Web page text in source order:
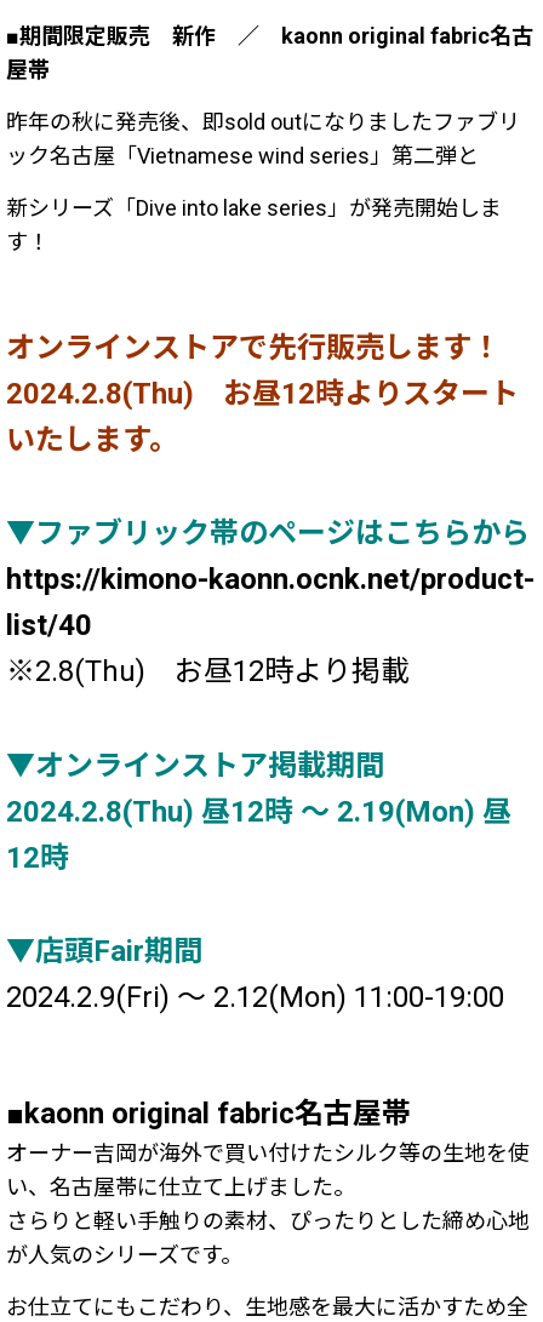
■期間限定販売 新作 ／ kaonn original fabric名古
屋帯
昨年の秋に発売後、即sold outになりましたファブリ
ック名古屋「Vietnamese wind series」第二弾と
新シリーズ「 Dive into lake series 」が発売開始しま
す！
オンラインストアで先行販売します！
2024.2.8(Thu) お昼12時よりスタート
いたします。
▼ファブリック帯のページはこちらから
https://kimono-kaonn.ocnk.net/product-
list/40
※2.8(Thu) お昼12時より掲載
▼オンラインストア掲載期間
2024.2.8(Thu) 昼12時 ～ 2.19(Mon) 昼
12時
▼店頭Fair期間
2024.2.9(Fri) ～ 2.12(Mon) 11:00-19:00
■kaonn original fabric名古屋帯
オーナー吉岡が海外で買い付けたシルク等の生地を使
い、名古屋帯に仕立て上げました。
さらりと軽い手触りの素材、ぴったりとした締め心地
が人気のシリーズです。
お仕立てにもこだわり、生地感を最大に活かすため全